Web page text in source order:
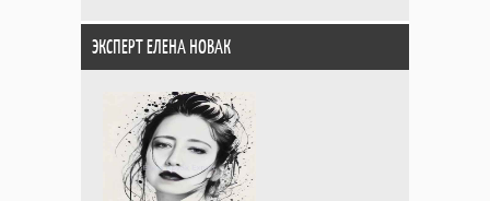
ЭКСПЕРТ ЕЛЕНА НОВАК